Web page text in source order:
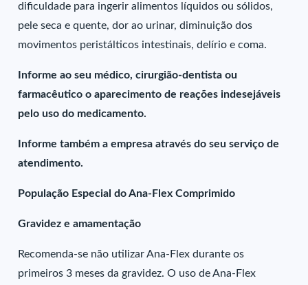
dificuldade para ingerir alimentos líquidos ou sólidos,
pele seca e quente, dor ao urinar, diminuição dos
movimentos peristálticos intestinais, delírio e coma.
Informe ao seu médico, cirurgião-dentista ou
farmacêutico o aparecimento de reações indesejáveis
pelo uso do medicamento.
Informe também a empresa através do seu serviço de
atendimento.
População Especial do Ana-Flex Comprimido
Gravidez e amamentação
Recomenda-se não utilizar Ana-Flex durante os
primeiros 3 meses da gravidez. O uso de Ana-Flex